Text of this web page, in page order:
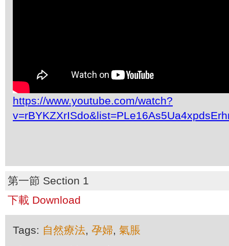
https://www.youtube.com/watch?
第一節 Section 1
下載 Download
Tags: 自然療法, 孕婦, 氣脹